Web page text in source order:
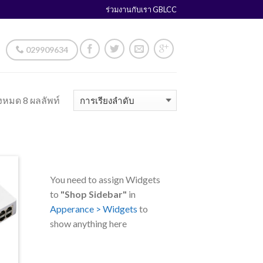
ร่วมงานกับเรา GBLCC
029909634
หมด 8 ผลลัพท์
You need to assign Widgets
to "Shop Sidebar" in
Apperance > Widgets to
show anything here